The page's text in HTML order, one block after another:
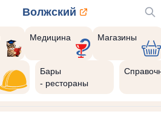
Волжский
Медицина Магазины
Бары
- рестораны